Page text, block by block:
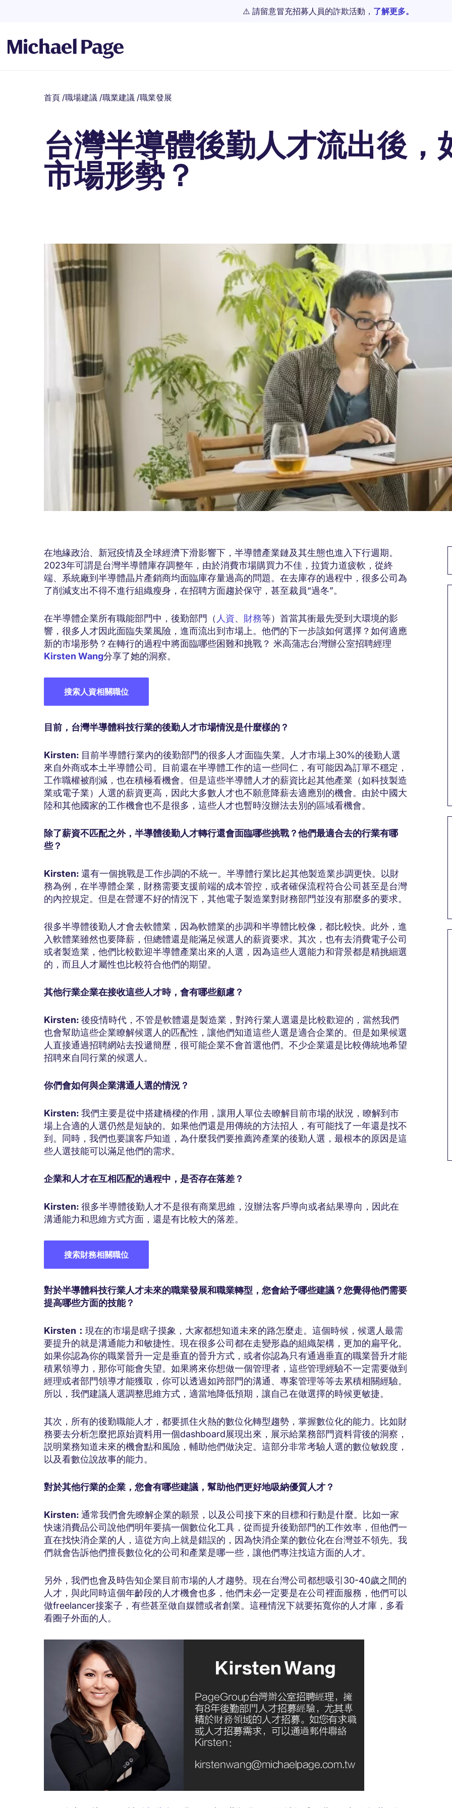
⚠️ 請留意冒充招募人員的詐欺活動， 了解更多。
首頁 /職場建議 /職業建議 /職業發展
台灣半導體後勤人才流出後，
市場形勢？
在地緣政治、新冠疫情及全球經濟下滑影響下，半導體產業鏈及其生態也進入下行週期。
2023年可謂是台灣半導體庫存調整年，由於消費市場購買力不佳，拉貨力道疲軟，從終
端、系統廠到半導體晶片產銷商均面臨庫存量過高的問題。在去庫存的過程中，很多公司為
了削減支出不得不進行組織瘦身，在招聘方面趨於保守，甚至裁員“過冬”。
在半導體企業所有職能部門中，後勤部門（ 人資、 財務等）首當其衝最先受到大環境的影
響，很多人才因此面臨失業風險，進而流出到市場上。他們的下一步該如何選擇？如何適應
新的市場形勢？在轉行的過程中將面臨哪些困難和挑戰？ 米高蒲志台灣辦公室招聘經理
Kirsten Wang分享了她的洞察。
搜索人資相關職位
目前，台灣半導體科技行業的後勤人才市場情況是什麼樣的？
Kirsten: 目前半導體行業內的後勤部門的很多人才面臨失業。人才市場上30%的後勤人選
來自外商或本土半導體公司。目前還在半導體工作的這一些同仁，有可能因為訂單不穩定，
工作職權被削減，也在積極看機會。但是這些半導體人才的薪資比起其他產業（如科技製造
業或電子業）人選的薪資更高，因此大多數人才也不願意降薪去適應別的機會。由於中國大
陸和其他國家的工作機會也不是很多，這些人才也暫時沒辦法去別的區域看機會。
除了薪資不匹配之外，半導體後勤人才轉行還會面臨哪些挑戰？他們最適合去的行業有哪
些？
Kirsten: 還有一個挑戰是工作步調的不統一。半導體行業比起其他製造業步調更快。以財
務為例，在半導體企業，財務需要支援前端的成本管控，或者確保流程符合公司甚至是台灣
的內控規定。但是在營運不好的情況下，其他電子製造業對財務部門並沒有那麼多的要求。
很多半導體後勤人才會去軟體業，因為軟體業的步調和半導體比較像，都比較快。此外，進
入軟體業雖然也要降薪，但總體還是能滿足候選人的薪資要求。其次，也有去消費電子公司
或者製造業，他們比較歡迎半導體產業出來的人選，因為這些人選能力和背景都是精挑細選
的，而且人才屬性也比較符合他們的期望。
其他行業企業在接收這些人才時，會有哪些顧慮？
Kirsten: 後疫情時代，不管是軟體還是製造業，對跨行業人選還是比較歡迎的，當然我們
也會幫助這些企業瞭解候選人的匹配性，讓他們知道這些人選是適合企業的。但是如果候選
人直接通過招聘網站去投遞簡歷，很可能企業不會首選他們。不少企業還是比較傳統地希望
招聘來自同行業的候選人。
你們會如何與企業溝通人選的情況？
Kirsten: 我們主要是從中搭建橋樑的作用，讓用人單位去瞭解目前市場的狀況，瞭解到市
場上合適的人選仍然是短缺的。如果他們還是用傳統的方法招人，有可能找了一年還是找不
到。同時，我們也要讓客戶知道，為什麼我們要推薦跨產業的後勤人選，最根本的原因是這
些人選技能可以滿足他們的需求。
企業和人才在互相匹配的過程中，是否存在落差？
Kirsten: 很多半導體後勤人才不是很有商業思維，沒辦法客戶導向或者結果導向，因此在
溝通能力和思維方式方面，還是有比較大的落差。
搜索財務相關職位
對於半導體科技行業人才未來的職業發展和職業轉型，您會給予哪些建議？您覺得他們需要
提高哪些方面的技能？
Kirsten： 現在的市場是瞎子摸象，大家都想知道未來的路怎麼走。這個時候，候選人最需
要提升的就是溝通能力和敏捷性。現在很多公司都在走變形蟲的組織架構，更加的扁平化。
如果你認為你的職業晉升一定是垂直的晉升方式，或者你認為只有通過垂直的職業晉升才能
積累領導力，那你可能會失望。如果將來你想做一個管理者，這些管理經驗不一定需要做到
經理或者部門領導才能獲取，你可以透過如跨部門的溝通、專案管理等等去累積相關經驗。
所以，我們建議人選調整思維方式，適當地降低預期，讓自己在做選擇的時候更敏捷。
其次，所有的後勤職能人才，都要抓住火熱的數位化轉型趨勢，掌握數位化的能力。比如財
務要去分析怎麼把原始資料用一個dashboard展現出來，展示給業務部門資料背後的洞察，
説明業務知道未來的機會點和風險，輔助他們做決定。這部分非常考驗人選的數位敏銳度，
以及看數位說故事的能力。
對於其他行業的企業，您會有哪些建議，幫助他們更好地吸納優質人才？
Kirsten: 通常我們會先瞭解企業的願景，以及公司接下來的目標和行動是什麼。比如一家
快速消費品公司說他們明年要搞一個數位化工具，從而提升後勤部門的工作效率，但他們一
直在找快消企業的人，這從方向上就是錯誤的，因為快消企業的數位化在台灣並不領先。我
們就會告訴他們擅長數位化的公司和產業是哪一些，讓他們專注找這方面的人才。
另外，我們也會及時告知企業目前市場的人才趨勢。現在台灣公司都想吸引30-40歲之間的
人才，與此同時這個年齡段的人才機會也多，他們未必一定要是在公司裡面服務，他們可以
做freelancer接案子，有些甚至做自媒體或者創業。這種情況下就要拓寬你的人才庫，多看
看圈子外面的人。